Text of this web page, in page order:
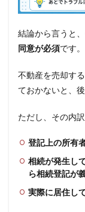
結論から言うと、
同意が必須です。
不動産を売却す
ておかないと、
ただし、その内
登記上の所有
相続が発生し
ら相続登記が
実際に居住し